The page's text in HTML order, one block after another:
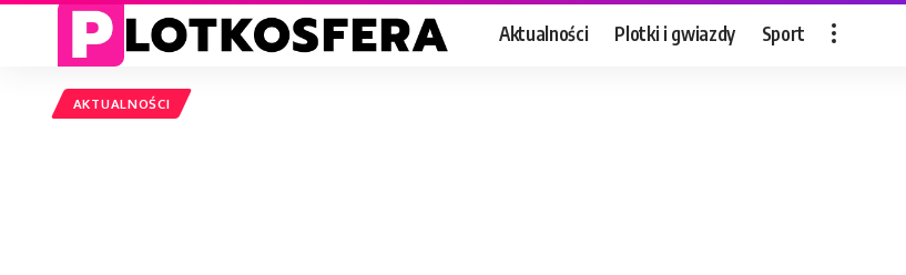
Aktualności Plotki i gwiazdy Sport
AKTUALNOŚCI